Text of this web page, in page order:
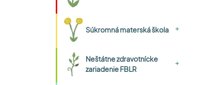
Súkromná materská škola +
Neštátne zdravotnícke
zariadenie FBLR
+